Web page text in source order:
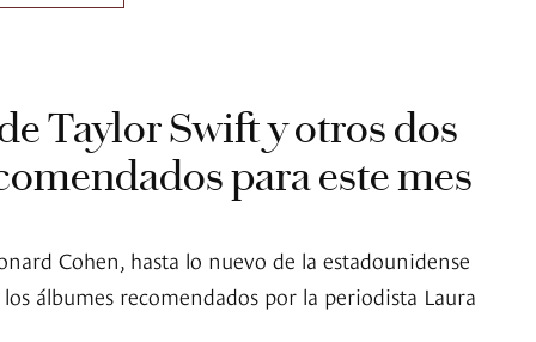
Taylor Swift y otros dos
para este mes
Cohen, hasta lo nuevo de la estadounidense
álbumes recomendados por la periodista Laura